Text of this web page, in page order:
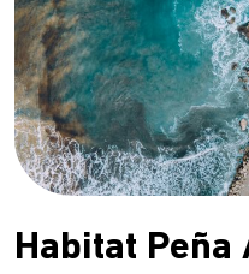
Habitat Peña